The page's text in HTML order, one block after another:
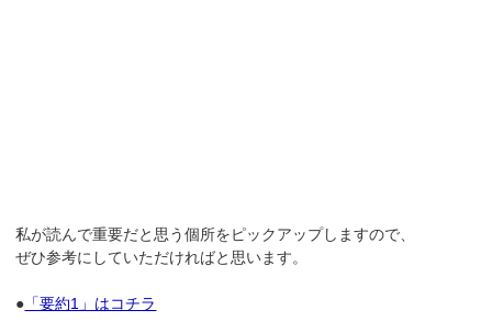
私が読んで重要だと思う個所をピックアップしますので、
ぜひ参考にしていただければと思います。
● 「要約1」はコチラ